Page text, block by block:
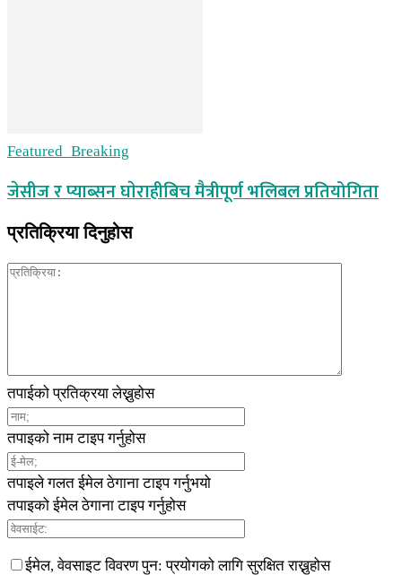
Featured_Breaking
जेसीज र प्याब्सन घाेराहीबिच मैत्रीपूर्ण भलिबल प्रतियोगिता
प्रतिक्रिया दिनुहोस
तपाईको प्रतिक्रया लेख्नुहोस
तपाइको नाम टाइप गर्नुहोस
तपाइले गलत ईमेल ठेगाना टाइप गर्नुभयो
तपाइको ईमेल ठेगाना टाइप गर्नुहोस
ईमेल, वेवसाइट विवरण पुन: प्रयोगको लागि सुरक्षित राख्नुहोस